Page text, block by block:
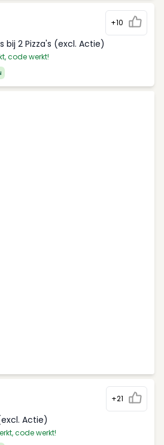
+10
bij 2 Pizza's (excl. Actie)
code werkt!
+21
Actie)
code werkt!